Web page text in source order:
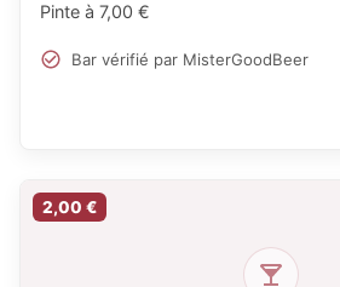
Pinte à 7,00 €
Bar vérifié par MisterGoodBeer
2,00 €